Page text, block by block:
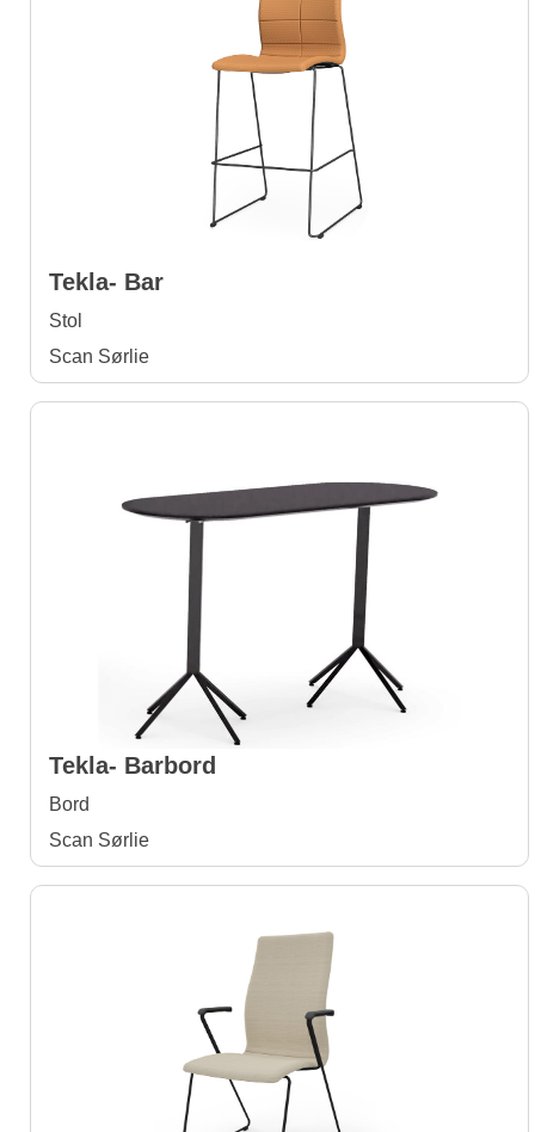
Tekla- Bar
Stol
Scan Sørlie
Tekla- Barbord
Bord
Scan Sørlie